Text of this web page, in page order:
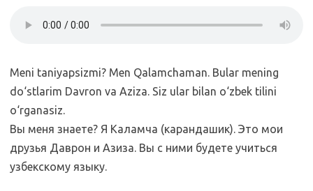
Meni taniyapsizmi? Men Qalamchaman. Bular mening
do‘stlarim Davron va Aziza. Siz ular bilan o‘zbek tilini
o‘rganasiz.
Вы меня знаете? Я Каламча (карандашик). Это мои
друзья Даврон и Азиза. Вы с ними будете учиться
узбекскому языку.